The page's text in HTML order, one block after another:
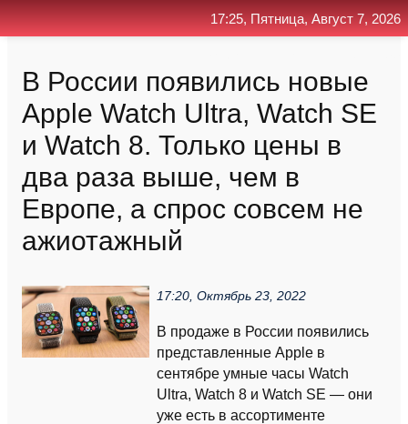
В России появились новые
Apple Watch Ultra, Watch SE
и Watch 8. Только цены в
два раза выше, чем в
Европе, а спрос совсем не
ажиотажный
17:20, Октябрь 23, 2022
В продаже в России появились
представленные Apple в
сентябре умные часы Watch
Ultra, Watch 8 и Watch SE — они
уже есть в ассортименте
17:25, Пятница, Август 7, 2026